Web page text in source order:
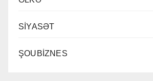
SİYASƏT
ŞOUBİZNES